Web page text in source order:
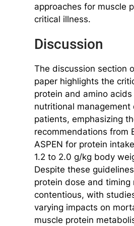
approaches for muscle
critical illness.
Discussion
The discussion section
paper highlights the
protein and amino
nutritional management
patients, emphasizing
recommendations from
ASPEN for protein
1.2 to 2.0 g/kg body
Despite these
protein dose and timing
contentious, with
varying impacts on
muscle protein